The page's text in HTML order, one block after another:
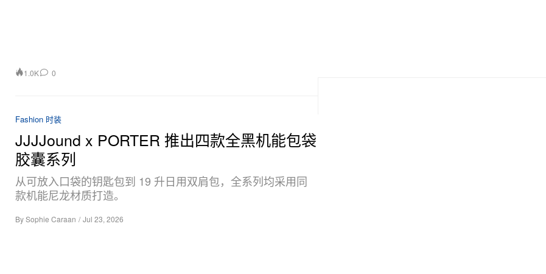
1.0K 0
Fashion 时装
JJJJound x PORTER 推出四款全黑机能包袋
胶囊系列
从可放入口袋的钥匙包到 19 升日用双肩包，全系列均采用同
款机能尼龙材质打造。
BySophie Caraan / Jul 23, 2026